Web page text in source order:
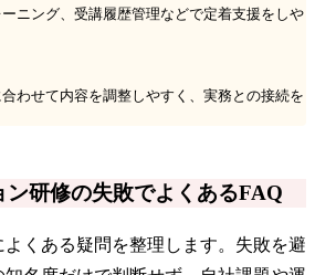
ニング、受講履歴管理などで定着支援をしや
わせて内容を調整しやすく、実務との接続を
ン研修の失敗でよくあるFAQ
くある疑問を整理します。失敗を避